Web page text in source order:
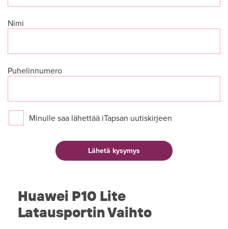
Nimi
Puhelinnumero
Minulle saa lähettää iTapsan uutiskirjeen
Huawei P10 Lite
Latausportin Vaihto